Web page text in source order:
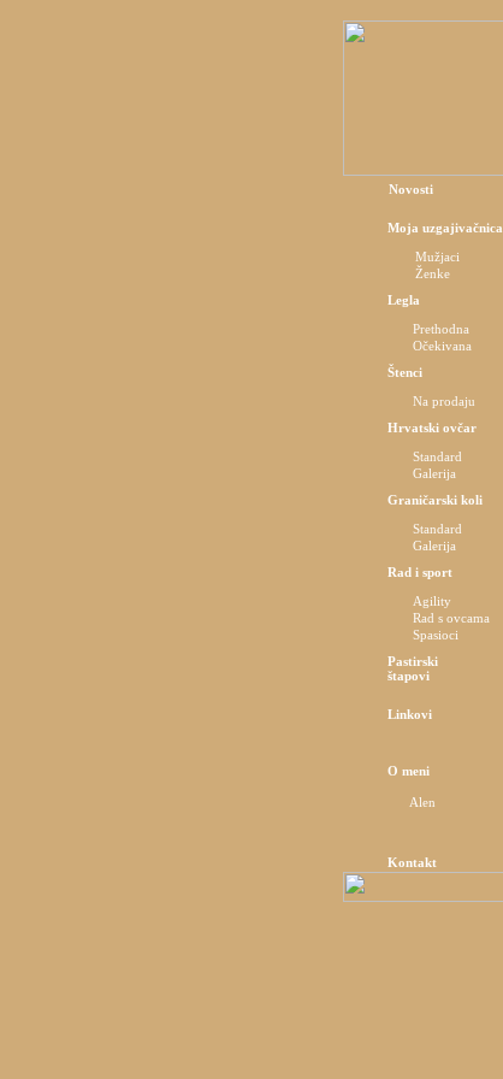
Novosti
Moja uzgajivačnica
Mužjaci
Ženke
Legla
Prethodna
Očekivana
Štenci
Na prodaju
Hrvatski ovčar
Standard
Galerija
Graničarski koli
Standard
Galerija
Rad i sport
Agility
Rad s ovcama
Spasioci
Pastirski
štapovi
Linkovi
O meni
Alen
Kontakt